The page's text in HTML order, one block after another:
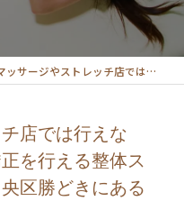
ージやストレッチ店では行えない、骨盤矯正。骨の矯正を行える整体ストレッチサロンは、中央区勝どきにあるボディーリセットにお任せください。
店では行えな
を行える整体ス
区勝どきにある